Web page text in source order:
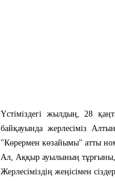
Үстіміздегі жылдың, 28
байқауында жерлесіміз
"Көрермен көзайымы" атты
Ал, Аққыр ауылының тұрғыны,
Жерлесіміздің жеңісімен